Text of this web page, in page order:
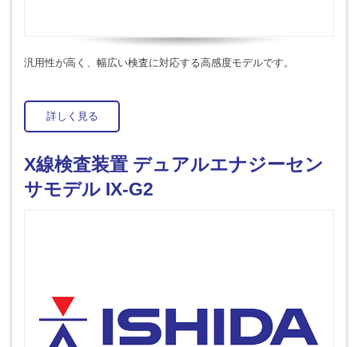
汎用性が高く、幅広い検査に対応する高感度モデルです。
詳しく見る
X線検査装置 デュアルエナジーセン
サモデル IX-G2